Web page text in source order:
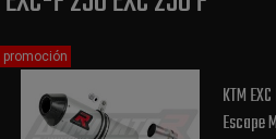
KTM
Escape
promoción